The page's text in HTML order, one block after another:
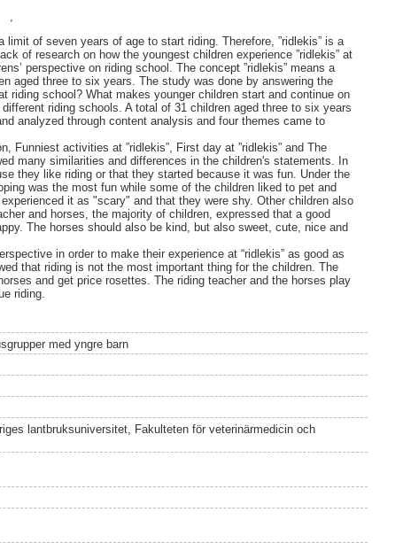
of seven years of age to start riding. Therefore, ”ridlekis” is a
of research on how the youngest children experience ”ridlekis” at
perspective on riding school. The concept ”ridlekis” means a
aged three to six years. The study was done by answering the
riding school? What makes younger children start and continue on
riding schools. A total of 31 children aged three to six years
analyzed through content analysis and four themes came to
Funniest activities at ”ridlekis”, First day at ”ridlekis” and The
many similarities and differences in the children's statements. In
they like riding or that they started because it was fun. Under the
was the most fun while some of the children liked to pet and
it as "scary" and that they were shy. Other children also
and horses, the majority of children, expressed that a good
The horses should also be kind, but also sweet, cute, nice and
in order to make their experience at “ridlekis” as good as
that riding is not the most important thing for the children. The
and get price rosettes. The riding teacher and the horses play
riding.
med yngre barn
lantbruksuniversitet, Fakulteten för veterinärmedicin och